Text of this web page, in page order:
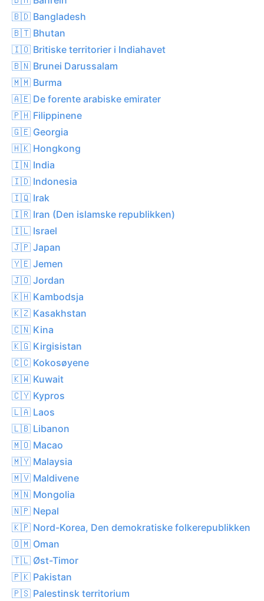
🇧🇩 Bangladesh
🇧🇹 Bhutan
🇮🇴 Britiske territorier i Indiahavet
🇧🇳 Brunei Darussalam
🇲🇲 Burma
🇦🇪 De forente arabiske emirater
🇵🇭 Filippinene
🇬🇪 Georgia
🇭🇰 Hongkong
🇮🇳 India
🇮🇩 Indonesia
🇮🇶 Irak
🇮🇷 Iran (Den islamske republikken)
🇮🇱 Israel
🇯🇵 Japan
🇾🇪 Jemen
🇯🇴 Jordan
🇰🇭 Kambodsja
🇰🇿 Kasakhstan
🇨🇳 Kina
🇰🇬 Kirgisistan
🇨🇨 Kokosøyene
🇰🇼 Kuwait
🇨🇾 Kypros
🇱🇦 Laos
🇱🇧 Libanon
🇲🇴 Macao
🇲🇾 Malaysia
🇲🇻 Maldivene
🇲🇳 Mongolia
🇳🇵 Nepal
🇰🇵 Nord-Korea, Den demokratiske folkerepublikken
🇴🇲 Oman
🇹🇱 Øst-Timor
🇵🇰 Pakistan
🇵🇸 Palestinsk territorium